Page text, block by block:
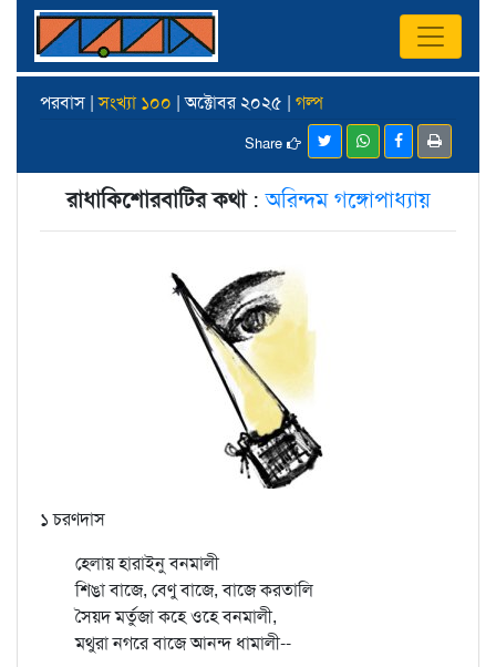
পরবাস |সংখ্যা ১০০ | অক্টোবর ২০২৫ | গল্প
Share
রাধাকিশোরবাটির কথা:অরিন্দম গঙ্গোপাধ্যায়
১ চরণদাস
হেলায় হারাইনু বনমালী
শিঙা বাজে, বেণু বাজে, বাজে করতালি
সৈয়দ মর্তুজা কহে ওহে বনমালী,
মথুরা নগরে বাজে আনন্দ ধামালী--